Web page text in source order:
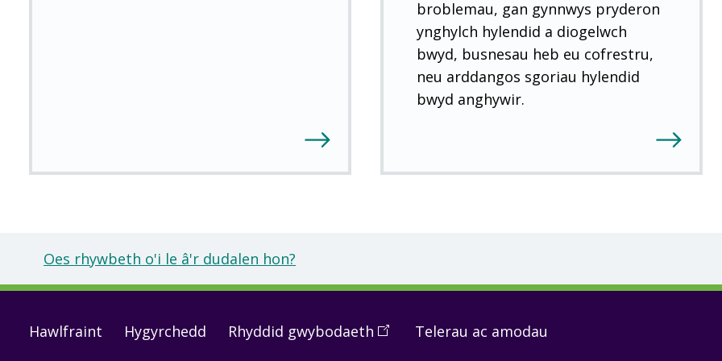
broblemau, gan gynnwys pryderon
ynghylch hylendid a diogelwch
bwyd, busnesau heb eu cofrestru,
neu arddangos sgoriau hylendid
bwyd anghywir.
Oes rhywbeth o'i le â'r dudalen hon?
Footer
Hawlfraint Hygyrchedd Rhyddid gwybodaeth (OpenTelerau ac amodau